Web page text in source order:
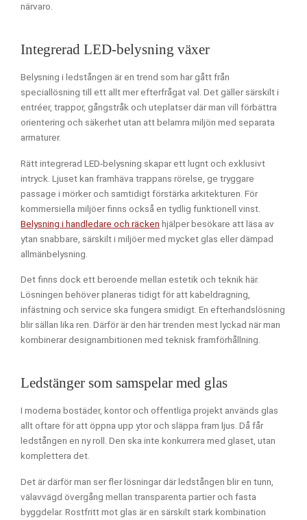
närvaro.
Integrerad LED-belysning växer
Belysning i ledstången är en trend som har gått från
speciallösning till ett allt mer efterfrågat val. Det gäller särskilt i
entréer, trappor, gångstråk och uteplatser där man vill förbättra
orientering och säkerhet utan att belamra miljön med separata
armaturer.
Rätt integrerad LED-belysning skapar ett lugnt och exklusivt
intryck. Ljuset kan framhäva trappans rörelse, ge tryggare
passage i mörker och samtidigt förstärka arkitekturen. För
kommersiella miljöer finns också en tydlig funktionell vinst.
Belysning i handledare och räcken hjälper besökare att läsa av
ytan snabbare, särskilt i miljöer med mycket glas eller dämpad
allmänbelysning.
Det finns dock ett beroende mellan estetik och teknik här.
Lösningen behöver planeras tidigt för att kabeldragning,
infästning och service ska fungera smidigt. En efterhandslösning
blir sällan lika ren. Därför är den här trenden mest lyckad när man
kombinerar designambitionen med teknisk framförhållning.
Ledstänger som samspelar med glas
I moderna bostäder, kontor och offentliga projekt används glas
allt oftare för att öppna upp ytor och släppa fram ljus. Då får
ledstången en ny roll. Den ska inte konkurrera med glaset, utan
komplettera det.
Det är därför man ser fler lösningar där ledstången blir en tunn,
välavvägd övergång mellan transparenta partier och fasta
byggdelar. Rostfritt mot glas är en särskilt stark kombination